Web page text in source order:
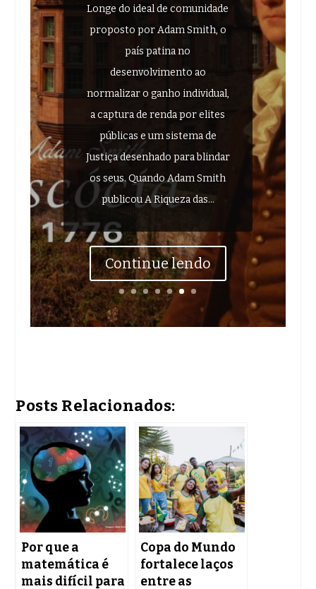
Longe do ideal de comunidade
proposto por Adam Smith, o
país patina no
desenvolvimento ao
normalizar o ganho individual,
a captura de renda por elites
públicas e um sistema de
Justiça desenhado para blindar
os seus. Quando Adam Smith
publicou A Riqueza das...
Continue lendo
Posts Relacionados:
Por que a
matemática é
mais difícil para
Copa do Mundo
fortalece laços
entre as